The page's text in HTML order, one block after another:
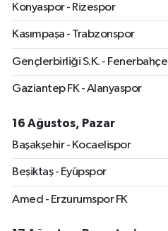
Konyaspor - Rizespor
Kasımpaşa - Trabzonspor
Gençlerbirliği S.K. - Fenerbahçe
Gaziantep FK - Alanyaspor
16 Ağustos, Pazar
Başakşehir - Kocaelispor
Beşiktaş - Eyüpspor
Amed - Erzurumspor FK